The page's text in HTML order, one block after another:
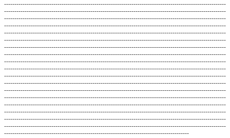
------------------------------------------------------------------------------------------------------------
------------------------------------------------------------------------------------------------------------
------------------------------------------------------------------------------------------------------------
------------------------------------------------------------------------------------------------------------
------------------------------------------------------------------------------------------------------------
------------------------------------------------------------------------------------------------------------
------------------------------------------------------------------------------------------------------------
------------------------------------------------------------------------------------------------------------
------------------------------------------------------------------------------------------------------------
------------------------------------------------------------------------------------------------------------
------------------------------------------------------------------------------------------------------------
------------------------------------------------------------------------------------------------------------
------------------------------------------------------------------------------------------------------------
------------------------------------------------------------------------------------------------------------
------------------------------------------------------------------------------------------------------------
------------------------------------------------------------------------------------------------------------
------------------------------------------------------------------------------------------------------------
------------------------------------------------------------------------------------------------------------
------------------------------------------------------------------------------------------